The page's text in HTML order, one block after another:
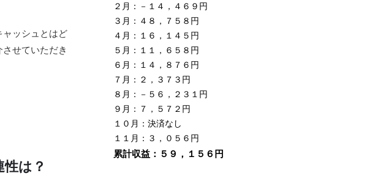
ャッシュとはど
せていただき
は？
２月：－１４，４６９円
３月：４８，７５８円
４月：１６，１４５円
５月：１１，６５８円
６月：１４，８７６円
７月：２，３７３円
８月：－５６，２３１円
９月：７，５７２円
１０月：決済なし
１１月：３，０５６円
累計収益：５９，１５６円